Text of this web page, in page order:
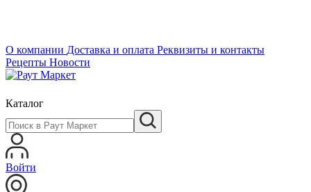
О компании Доставка и оплата Реквизиты и контакты
Рецепты Новости
Каталог
Войти